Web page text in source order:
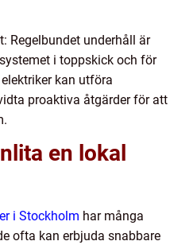
Regelbundet underhåll är
i toppskick och för
kan utföra
proaktiva åtgärder för att
en lokal
i Stockholm har många
ofta kan erbjuda snabbare